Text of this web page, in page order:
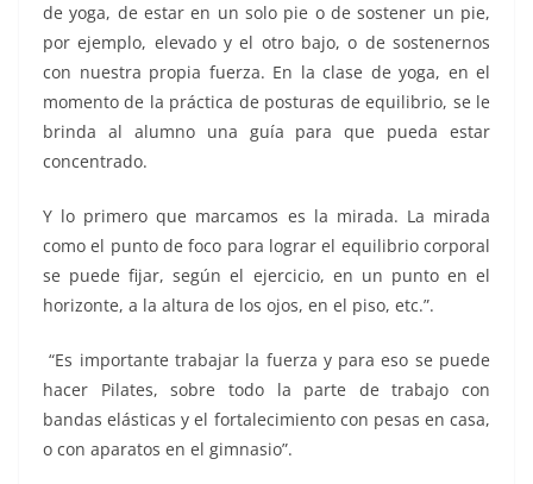
de yoga, de estar en un solo pie o de sostener un pie,
por ejemplo, elevado y el otro bajo, o de sostenernos
con nuestra propia fuerza. En la clase de yoga, en el
momento de la práctica de posturas de equilibrio, se le
brinda al alumno una guía para que pueda estar
concentrado.
Y lo primero que marcamos es la mirada. La mirada
como el punto de foco para lograr el equilibrio corporal
se puede fijar, según el ejercicio, en un punto en el
horizonte, a la altura de los ojos, en el piso, etc.”.
“Es importante trabajar la fuerza y para eso se puede
hacer Pilates, sobre todo la parte de trabajo con
bandas elásticas y el fortalecimiento con pesas en casa,
o con aparatos en el gimnasio”.